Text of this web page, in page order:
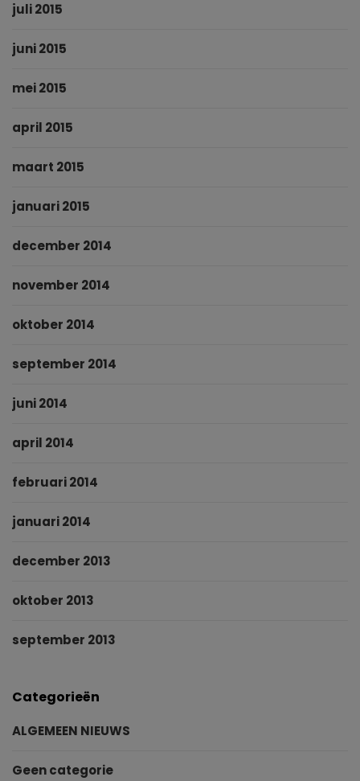
juli 2015
juni 2015
mei 2015
april 2015
maart 2015
januari 2015
december 2014
november 2014
oktober 2014
september 2014
juni 2014
april 2014
februari 2014
januari 2014
december 2013
oktober 2013
september 2013
Categorieën
ALGEMEEN NIEUWS
Geen categorie